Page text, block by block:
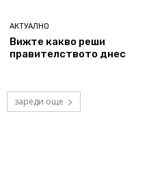
АКТУАЛНО
Вижте какво реши
правителството днес
зареди още